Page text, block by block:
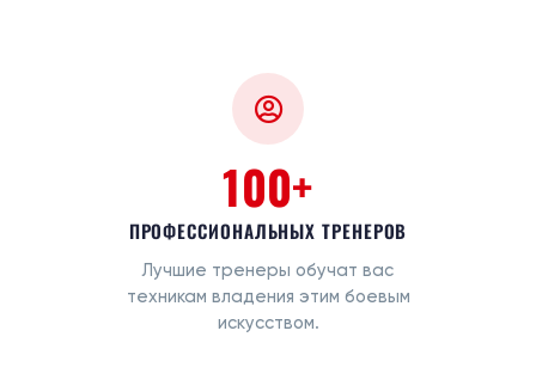
100+
ПРОФЕССИОНАЛЬНЫХ ТРЕНЕРОВ
Лучшие тренеры обучат вас
техникам владения этим боевым
искусством.